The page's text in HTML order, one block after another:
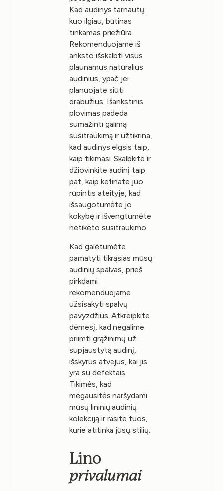
Kad audinys tarnautų
kuo ilgiau, būtinas
tinkamas priežiūra.
Rekomenduojame iš
anksto išskalbti visus
plaunamus natūralius
audinius, ypač jei
planuojate siūti
drabužius. Išankstinis
plovimas padeda
sumažinti galimą
susitraukimą ir užtikrina,
kad audinys elgsis taip,
kaip tikimasi. Skalbkite ir
džiovinkite audinį taip
pat, kaip ketinate juo
rūpintis ateityje, kad
išsaugotumėte jo
kokybę ir išvengtumėte
netikėto susitraukimo.
Kad galėtumėte
pamatyti tikrąsias mūsų
audinių spalvas, prieš
pirkdami
rekomenduojame
užsisakyti spalvų
pavyzdžius. Atkreipkite
dėmesį, kad negalime
priimti grąžinimų už
supjaustytą audinį,
išskyrus atvejus, kai jis
yra su defektais.
Tikimės, kad
mėgausitės naršydami
mūsų lininių audinių
kolekciją ir rasite tuos,
kurie atitinka jūsų stilių.
Lino
privalumai